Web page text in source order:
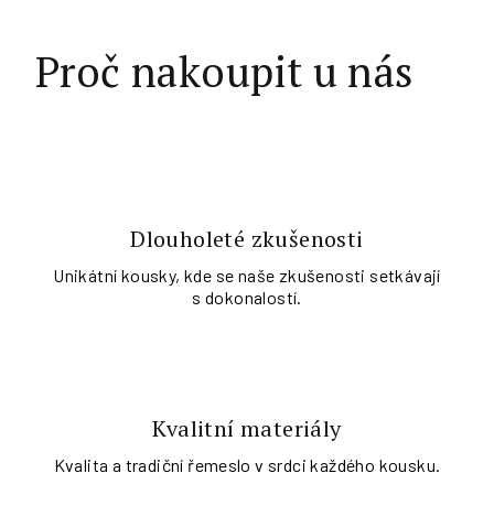
Proč nakoupit u nás
Dlouholeté zkušenosti
Unikátní kousky, kde se naše zkušenosti setkávají
s dokonalostí.
Kvalitní materiály
Kvalita a tradiční řemeslo v srdci každého kousku.